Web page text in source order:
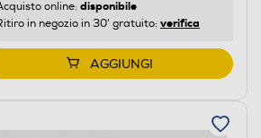
online: disponibile
in negozio in 30' gratuito: verifica
AGGIUNGI